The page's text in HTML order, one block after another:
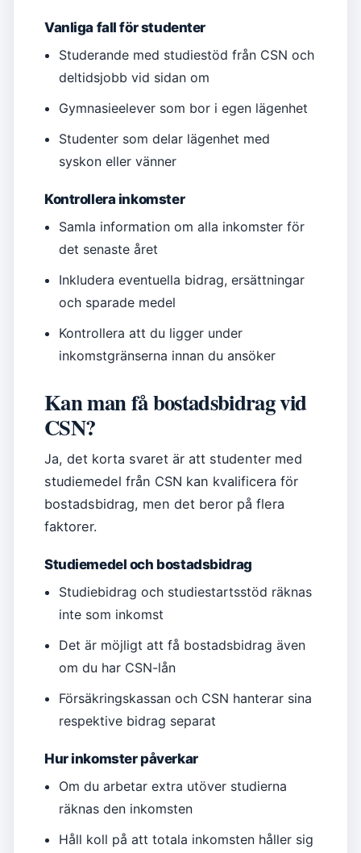
Vanliga fall för studenter
Studerande med studiestöd från CSN och
deltidsjobb vid sidan om
Gymnasieelever som bor i egen lägenhet
Studenter som delar lägenhet med
syskon eller vänner
Kontrollera inkomster
Samla information om alla inkomster för
det senaste året
Inkludera eventuella bidrag, ersättningar
och sparade medel
Kontrollera att du ligger under
inkomstgränserna innan du ansöker
Kan man få bostadsbidrag vid
CSN?
Ja, det korta svaret är att studenter med
studiemedel från CSN kan kvalificera för
bostadsbidrag, men det beror på flera
faktorer.
Studiemedel och bostadsbidrag
Studiebidrag och studiestartsstöd räknas
inte som inkomst
Det är möjligt att få bostadsbidrag även
om du har CSN-lån
Försäkringskassan och CSN hanterar sina
respektive bidrag separat
Hur inkomster påverkar
Om du arbetar extra utöver studierna
räknas den inkomsten
Håll koll på att totala inkomsten håller sig